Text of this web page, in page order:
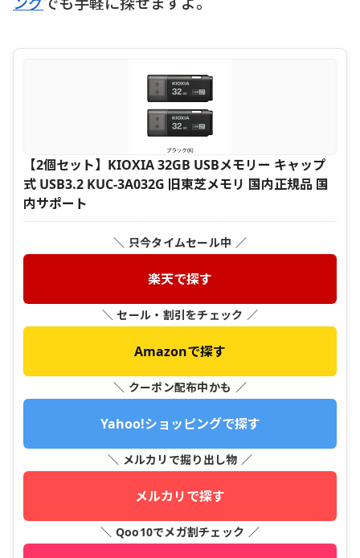
【2個セット】KIOXIA 32GB USBメモリー キャップ
式 USB3.2 KUC-3A032G 旧東芝メモリ 国内正規品 国
内サポート
＼ 只今タイムセール中 ／
楽天で探す
＼ セール・割引をチェック ／
Amazonで探す
＼ クーポン配布中かも ／
Yahoo!ショッピングで探す
＼ メルカリで掘り出し物 ／
メルカリで探す
＼ Qoo10でメガ割チェック ／